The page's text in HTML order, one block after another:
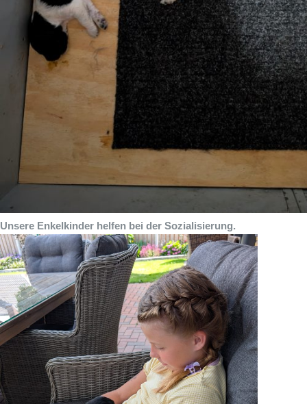
Unsere Enkelkinder helfen bei der Sozialisierung.